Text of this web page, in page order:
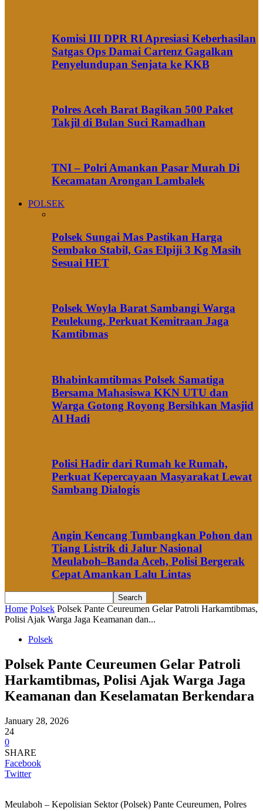
Komisi III DPR RI Apresiasi Keberhasilan
Satgas Ops Damai Cartenz Gagalkan
Penyelundupan Senjata ke KKB
Polres Aceh Barat Bagikan 500 Paket
Takjil di Bulan Suci Ramadhan
TNI – Polri Amankan Pasar Murah Di
Kecamatan Arongan Lambalek
POLSEK
Polsek Sungai Mas Pastikan Harga
Sembako Stabil, Gas Elpiji 3 Kg Masih
Sesuai HET
Polsek Woyla Barat Sambangi Warga
Peulekung, Perkuat Kemitraan Jaga
Kamtibmas
Bhabinkamtibmas Polsek Samatiga
Bersama Mahasiswa KKN UTU dan
Warga Gotong Royong Bersihkan Masjid
Al Hadi
Polisi Hadir dari Rumah ke Rumah,
Perkuat Kepercayaan Masyarakat Lewat
Sambang Dialogis
Angin Kencang Tumbangkan Pohon dan
Tiang Listrik di Jalur Nasional
Meulaboh–Banda Aceh, Polisi Bergerak
Cepat Amankan Lalu Lintas
Home Polsek Polsek Pante Ceureumen Gelar Patroli Harkamtibmas,
Polisi Ajak Warga Jaga Keamanan dan...
Polsek
Polsek Pante Ceureumen Gelar Patroli
Harkamtibmas, Polisi Ajak Warga Jaga
Keamanan dan Keselamatan Berkendara
January 28, 2026
24
0
SHARE
Facebook
Twitter
Meulaboh – Kepolisian Sektor (Polsek) Pante Ceureumen, Polres